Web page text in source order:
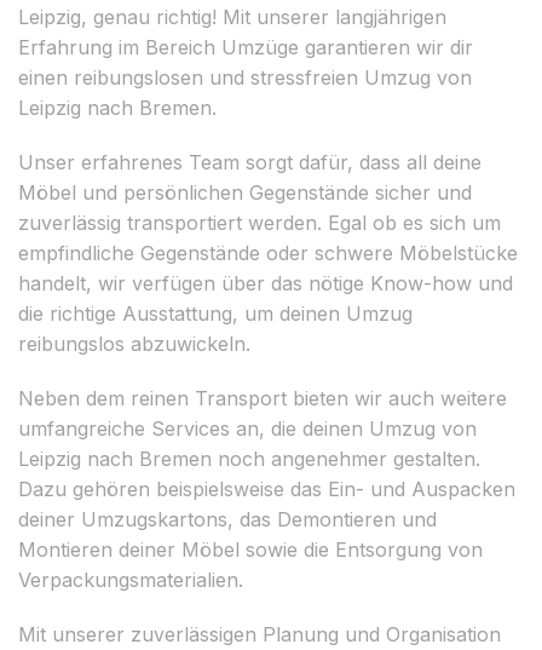
Leipzig, genau richtig! Mit unserer langjährigen
Erfahrung im Bereich Umzüge garantieren wir dir
einen reibungslosen und stressfreien Umzug von
Leipzig nach Bremen.
Unser erfahrenes Team sorgt dafür, dass all deine
Möbel und persönlichen Gegenstände sicher und
zuverlässig transportiert werden. Egal ob es sich um
empfindliche Gegenstände oder schwere Möbelstücke
handelt, wir verfügen über das nötige Know-how und
die richtige Ausstattung, um deinen Umzug
reibungslos abzuwickeln.
Neben dem reinen Transport bieten wir auch weitere
umfangreiche Services an, die deinen Umzug von
Leipzig nach Bremen noch angenehmer gestalten.
Dazu gehören beispielsweise das Ein- und Auspacken
deiner Umzugskartons, das Demontieren und
Montieren deiner Möbel sowie die Entsorgung von
Verpackungsmaterialien.
Mit unserer zuverlässigen Planung und Organisation